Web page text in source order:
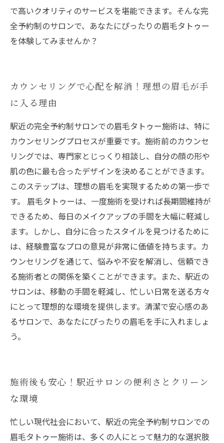
で高いクオリティのサービスを堪能できます。そんな完
全予約制のサロンで、あなたにぴったりの眉毛タトゥー
を体験してみませんか？
カウンセリングで心配を解消！理想の眉毛が手
に入る理由
駅近の完全予約制サロンでの眉毛タトゥー施術は、特に
カウンセリングプロセスが重要です。施術前のカウンセ
リングでは、専門家とじっくり相談し、自分の顔の形や
肌の色に最も合ったデザインを決めることができます。
このステップは、理想の眉毛を実現するための第一歩で
す。 眉毛タトゥーは、一度施術を受ければ長期間維持が
できるため、毎日のメイクアップの手間を大幅に軽減し
ます。しかし、自分に合ったスタイルを見つけるために
は、経験豊富なプロの意見が非常に価値を持ちます。カ
ウンセリングを通じて、悩みや不安を解消し、信頼でき
る施術者との関係を築くことができます。また、駅近の
サロンは、移動の手間を軽減し、忙しい日常を送る方々
にとって理想的な環境を提供します。清潔で安心感のあ
るサロンで、あなたにぴったりの眉毛を手に入れましょ
う。
施術後も安心！駅近サロンの便利さとクリーン
な環境
忙しい現代社会において、駅近の完全予約制サロンでの
眉毛タトゥー施術は、多くの人にとって魅力的な選択肢